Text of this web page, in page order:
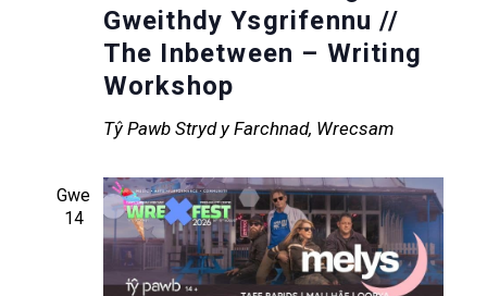
Gweithdy Ysgrifennu //
The Inbetween – Writing
Workshop
Tŷ Pawb Stryd y Farchnad, Wrecsam
Gwe
14